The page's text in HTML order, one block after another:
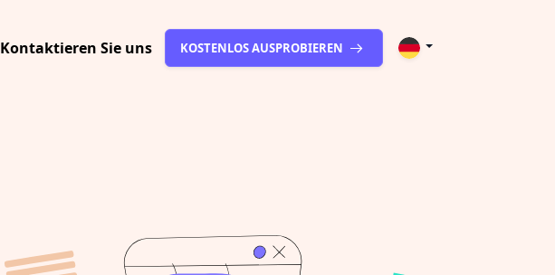
Kontaktieren Sie uns KOSTENLOS AUSPROBIEREN